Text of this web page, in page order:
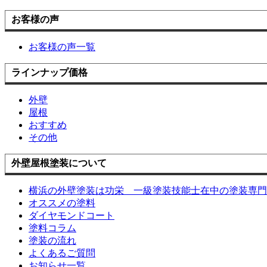
お客様の声
お客様の声一覧
ラインナップ価格
外壁
屋根
おすすめ
その他
外壁屋根塗装について
横浜の外壁塗装は功栄 一級塗装技能士在中の塗装専
オススメの塗料
ダイヤモンドコート
塗料コラム
塗装の流れ
よくあるご質問